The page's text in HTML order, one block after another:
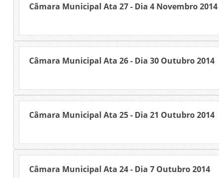
Câmara Municipal Ata 27 - Dia 4 Novembro 2014
Câmara Municipal Ata 26 - Dia 30 Outubro 2014
Câmara Municipal Ata 25 - Dia 21 Outubro 2014
Câmara Municipal Ata 24 - Dia 7 Outubro 2014